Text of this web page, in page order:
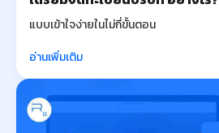
แบบเข้าใจง่ายในไม่กี่ขั้นตอน
อ่านเพิ่มเติม